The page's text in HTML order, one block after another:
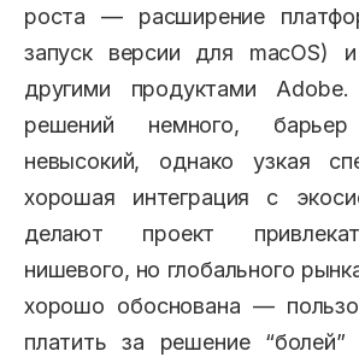
роста — расширение
запуск версии для macOS)
другими продуктами Adobe.
решений немного,
невысокий, однако узкая
хорошая интеграция с
делают проект
нишевого, но глобального
хорошо обоснована —
платить за решение